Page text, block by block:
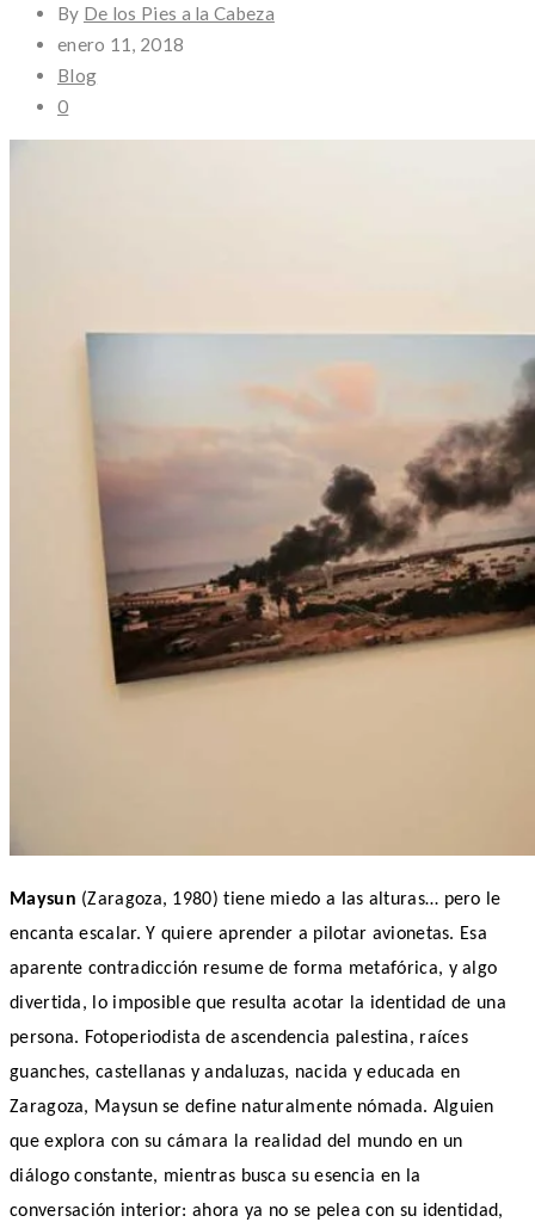
By De los Pies a la Cabeza
enero 11, 2018
Blog
0
Maysun (Zaragoza, 1980) tiene miedo a las alturas… pero le
encanta escalar. Y quiere aprender a pilotar avionetas. Esa
aparente contradicción resume de forma metafórica, y algo
divertida, lo imposible que resulta acotar la identidad de una
persona. Fotoperiodista de ascendencia palestina, raíces
guanches, castellanas y andaluzas, nacida y educada en
Zaragoza, Maysun se define naturalmente nómada. Alguien
que explora con su cámara la realidad del mundo en un
diálogo constante, mientras busca su esencia en la
conversación interior: ahora ya no se pelea con su identidad,